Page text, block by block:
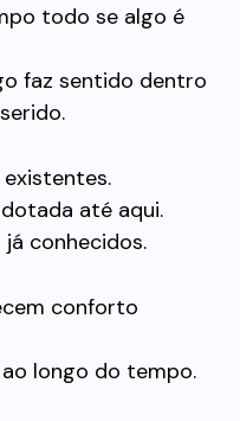
todo se algo é
faz sentido dentro
até aqui.
conhecidos.
conforto
longo do tempo.